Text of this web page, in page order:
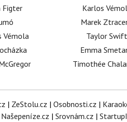
Figter
Vémola
Karlos
Marek
Taylor Swift
Emma
Timothée
| ZeStolu.cz | Osobnosti.cz |
Našepeníze.cz | Srovnám.cz |